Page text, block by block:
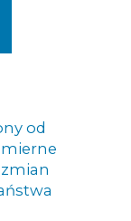
od